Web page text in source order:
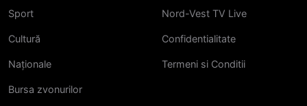
Sport
Cultură
Naționale
Bursa zvonurilor
Nord-Vest TV Live
Confidentialitate
Termeni si Conditii